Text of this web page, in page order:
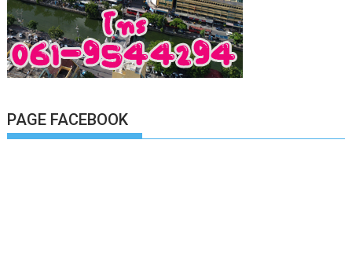
PAGE FACEBOOK